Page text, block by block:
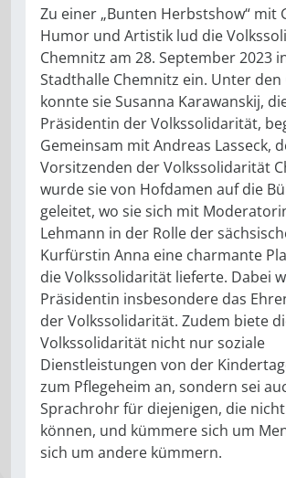
Zu einer „Bunten Herbstshow“ mit
Humor und Artistik lud die
Chemnitz am 28. September 2023
Stadthalle Chemnitz ein. Unter den
konnte sie Susanna Karawanskij,
Präsidentin der Volkssolidarität,
Gemeinsam mit Andreas Lasseck,
Vorsitzenden der Volkssolidarität
wurde sie von Hofdamen auf die
geleitet, wo sie sich mit
Lehmann in der Rolle der
Kurfürstin Anna eine charmante
die Volkssolidarität lieferte. Dabei
Präsidentin insbesondere das
der Volkssolidarität. Zudem biete
Volkssolidarität nicht nur soziale
Dienstleistungen von der
zum Pflegeheim an, sondern sei
Sprachrohr für diejenigen, die
können, und kümmere sich um
sich um andere kümmern.